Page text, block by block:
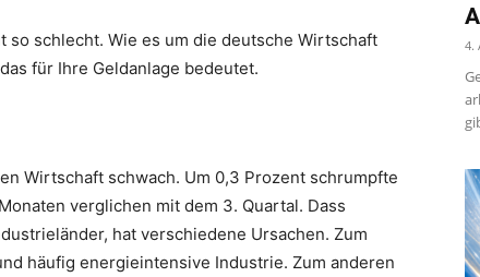
so schlecht. Wie es um die deutsche Wirtschaft
für Ihre Geldanlage bedeutet.
Wirtschaft schwach. Um 0,3 Prozent schrumpfte
verglichen mit dem 3. Quartal. Dass
hat verschiedene Ursachen. Zum
häufig energieintensive Industrie. Zum anderen
4.